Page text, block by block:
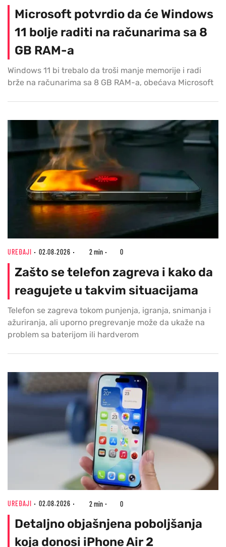
Microsoft potvrdio da će Windows
11 bolje raditi na računarima sa 8
GB RAM-a
Windows 11 bi trebalo da troši manje memorije i radi
brže na računarima sa 8 GB RAM-a, obećava Microsoft
UREĐAJI 02.08.2026 2 min 0
Zašto se telefon zagreva i kako da
reagujete u takvim situacijama
Telefon se zagreva tokom punjenja, igranja, snimanja i
ažuriranja, ali uporno pregrevanje može da ukaže na
problem sa baterijom ili hardverom
UREĐAJI 02.08.2026 2 min 0
Detaljno objašnjena poboljšanja
koja donosi iPhone Air 2